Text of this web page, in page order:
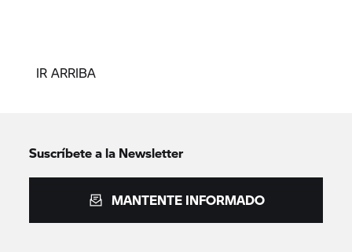
IR ARRIBA
Suscríbete a la Newsletter
MANTENTE INFORMADO